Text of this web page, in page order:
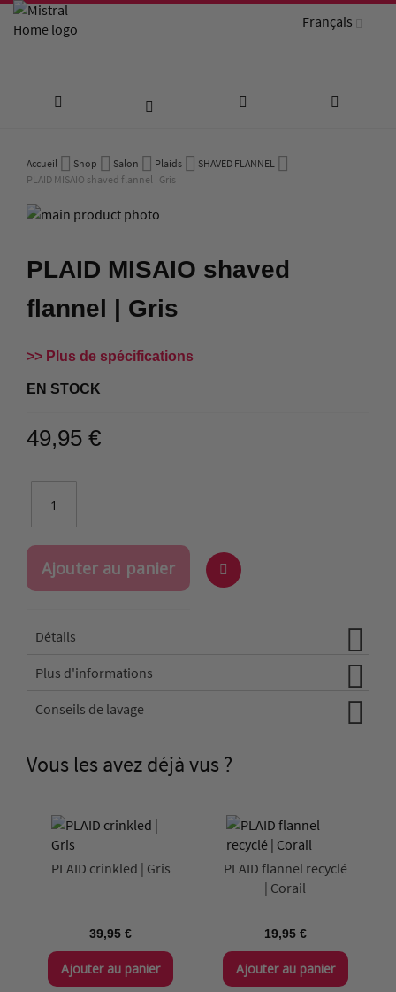
Français
contenu
Accueil Shop Salon Plaids
SHAVED FLANNEL
PLAID MISAIO shaved flannel | Gris
Passer
fin
la
d’images
début
la
d’images
PLAID MISAIO shaved
flannel | Gris
Plus de spécifications
EN STOCK
49,95 €
Ajouter au panier
Détails
Plus d'informations
Conseils de lavage
Vous les avez déjà vus ?
PLAID crinkled | Gris
39,95 €
Ajouter au panier
PLAID flannel recyclé
| Corail
19,95 €
Ajouter au panier